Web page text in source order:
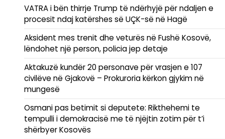
VATRA i bën thirrje Trump të ndërhyjë për ndaljen e
procesit ndaj katërshes së UÇK-së në Hagë
Aksident mes trenit dhe veturës në Fushë Kosovë,
lëndohet një person, policia jep detaje
Aktakuzë kundër 20 personave për vrasjen e 107
civilëve në Gjakovë – Prokuroria kërkon gjykim në
mungesë
Osmani pas betimit si deputete: Rikthehemi te
tempulli i demokracisë me të njëjtin zotim për t’i
shërbyer Kosovës